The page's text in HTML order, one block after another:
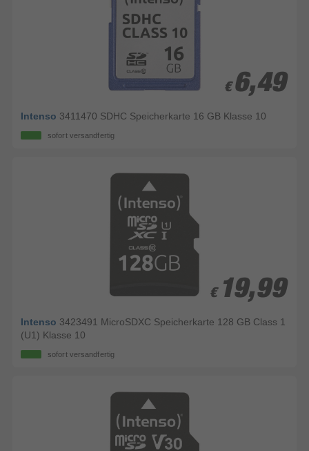
€ 6,49
€ 6,49
Intenso 3411470 SDHC Speicherkarte 16 GB Klasse 10
sofort versandfertig
€ 19,99
€ 19,99
Intenso 3423491 MicroSDXC Speicherkarte 128 GB Class 1
(U1) Klasse 10
sofort versandfertig